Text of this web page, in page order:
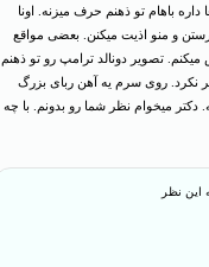
باهام تو ذهنم حرف میزنه. اونا
و منو اذیت میکنن. بعضی مواقع
تصویر دونالد ترامپ رو تو ذهنم
نکرد. روی سرم یه آهن ربای بزرگ
دکتر میخوام نظر شما رو بدونم. با چه
این نظر